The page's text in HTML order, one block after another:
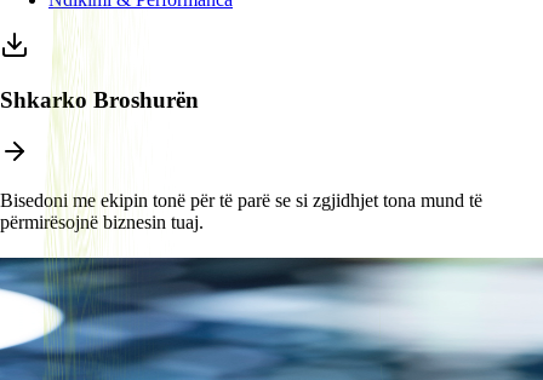
Shkarko Broshurën
Bisedoni me ekipin tonë për të parë se si zgjidhjet tona mund të
përmirësojnë biznesin tuaj.